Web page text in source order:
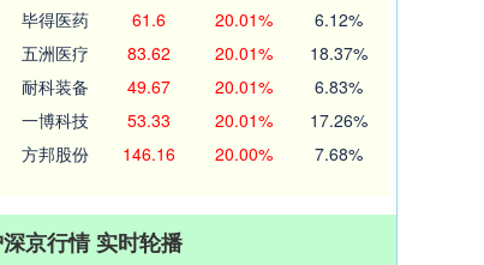
毕得医药 61.6 20.01% 6.12%
五洲医疗 83.62 20.01% 18.37%
耐科装备 49.67 20.01% 6.83%
一博科技 53.33 20.01% 17.26%
方邦股份 146.16 20.00% 7.68%
京行情 实时轮播